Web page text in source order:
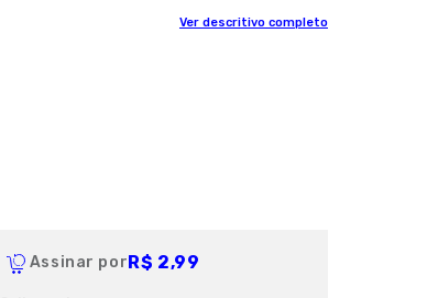
Ver descritivo completo
Assinar porR$ 2,99